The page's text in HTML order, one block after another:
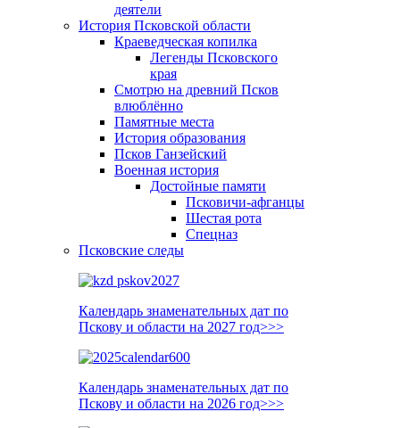
деятели
История Псковской области
Краеведческая копилка
Легенды Псковского
края
Смотрю на древний Псков
влюблённо
Памятные места
История образования
Псков Ганзейский
Военная история
Достойные памяти
Псковичи-афганцы
Шестая рота
Спецназ
Псковские следы
Календарь знаменательных дат по
Пскову и области на 2027 год>>>
Календарь знаменательных дат по
Пскову и области на 2026 год>>>